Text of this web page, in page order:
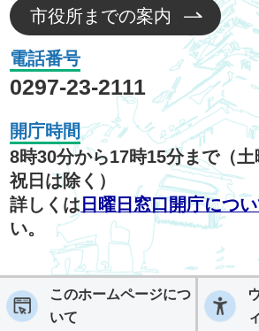
市役所までの案内
電話番号
0297-23-2111
開庁時間
8時30分から17時15分まで（
祝日は除く）
詳しくは 日曜日窓口開庁につ
い。
このホームページにつ
いて
ィ